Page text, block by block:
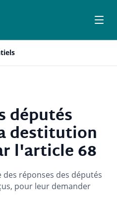
députés
destitution
l'article 68
réponses des députés
pour leur demander